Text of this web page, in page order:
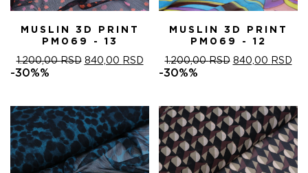
MUSLIN 3D PRINT
PM069 - 13
1.200,00RSD ОРИГИНАЛНА
1.200,00 RSD.
840,00 RSDТРЕНУТНА
ЦЕНА
-30%%
MUSLIN 3D PRINT
PM069 - 12
1.200,00RSD ОРИГИНАЛНА
1.200,00 RSD.
840,00 RSD
-30%%